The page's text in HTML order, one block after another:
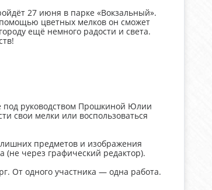
27 июня в парке «Вокзальный».
помощью цветных мелков он сможет
ещё немного радости и света.
под руководством Прошкиной Юлии
свои мелки или воспользоваться
предметов и изображения
(не через графический редактор).
От одного участника — одна работа.